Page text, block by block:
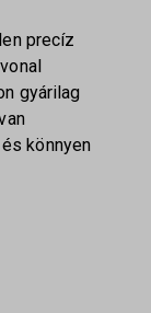
precíz
gyárilag
könnyen